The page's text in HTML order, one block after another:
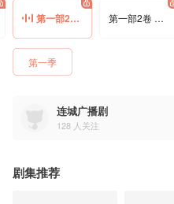
“如果可以重来，老子一定要在还没变成烂泥
“哦？找到我做什么？报仇雪恨？”
“这不还是报仇雪恨？”
三世情缘，三世纠葛，纵然时光易老，爱情誓
“最后的最后，换我来……宠爱你！
你等着，按照你最后跟我的约定，我会来找你
第一部2卷 青春成长时 183几位爷 第一部2卷 青春成长时 184上宾馆 上
第一季
连城广播剧
128 人关注
剧集推荐